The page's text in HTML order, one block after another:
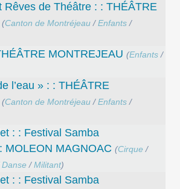
Rêves de Théâtre : : THÉÂTRE
(Canton de Montréjeau/Enfants/
MONTREJEAU (Enfants/
l’eau » : : THÉÂTRE
(Canton de Montréjeau/Enfants/
: : Festival Samba
MOLEON MAGNOAC (Cirque/
Danse/Militant)
: : Festival Samba